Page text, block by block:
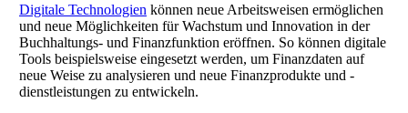
Digitale Technologien können neue Arbeitsweisen ermöglichen
und neue Möglichkeiten für Wachstum und Innovation in der
Buchhaltungs- und Finanzfunktion eröffnen. So können digitale
Tools beispielsweise eingesetzt werden, um Finanzdaten auf
neue Weise zu analysieren und neue Finanzprodukte und -
dienstleistungen zu entwickeln.